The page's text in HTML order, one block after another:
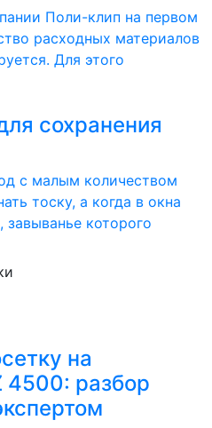
Поли-клип на первом
расходных материалов
Для этого
сохранения
с малым количеством
тоску, а когда в окна
завыванье которого
на
4500: разбор